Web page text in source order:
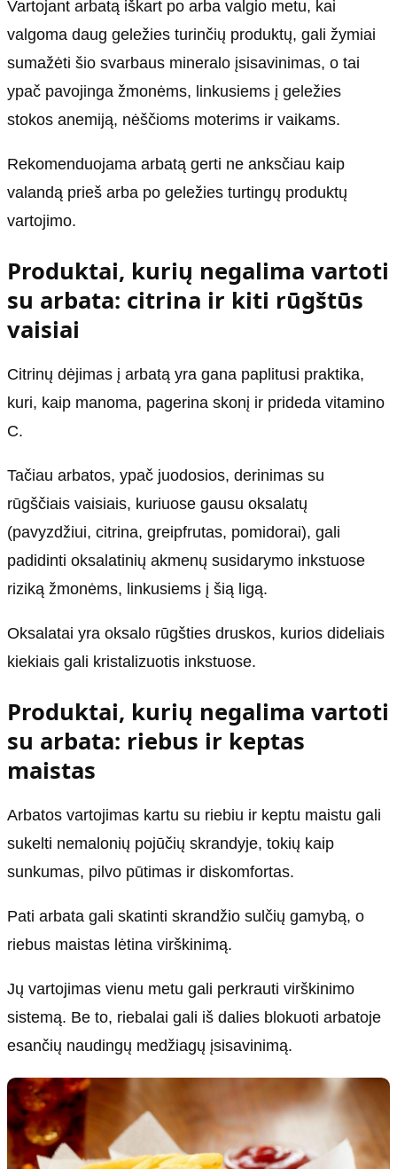
Vartojant arbatą iškart po arba valgio metu, kai
valgoma daug geležies turinčių produktų, gali žymiai
sumažėti šio svarbaus mineralo įsisavinimas, o tai
ypač pavojinga žmonėms, linkusiems į geležies
stokos anemiją, nėščioms moterims ir vaikams.
Rekomenduojama arbatą gerti ne anksčiau kaip
valandą prieš arba po geležies turtingų produktų
vartojimo.
Produktai, kurių negalima vartoti
su arbata: citrina ir kiti rūgštūs
vaisiai
Citrinų dėjimas į arbatą yra gana paplitusi praktika,
kuri, kaip manoma, pagerina skonį ir prideda vitamino
C.
Tačiau arbatos, ypač juodosios, derinimas su
rūgščiais vaisiais, kuriuose gausu oksalatų
(pavyzdžiui, citrina, greipfrutas, pomidorai), gali
padidinti oksalatinių akmenų susidarymo inkstuose
riziką žmonėms, linkusiems į šią ligą.
Oksalatai yra oksalo rūgšties druskos, kurios dideliais
kiekiais gali kristalizuotis inkstuose.
Produktai, kurių negalima vartoti
su arbata: riebus ir keptas
maistas
Arbatos vartojimas kartu su riebiu ir keptu maistu gali
sukelti nemalonių pojūčių skrandyje, tokių kaip
sunkumas, pilvo pūtimas ir diskomfortas.
Pati arbata gali skatinti skrandžio sulčių gamybą, o
riebus maistas lėtina virškinimą.
Jų vartojimas vienu metu gali perkrauti virškinimo
sistemą. Be to, riebalai gali iš dalies blokuoti arbatoje
esančių naudingų medžiagų įsisavinimą.